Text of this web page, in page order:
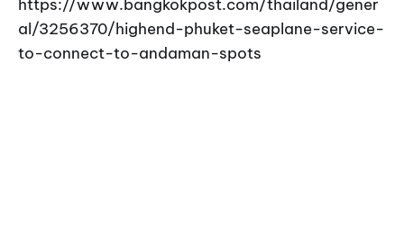
https://www.bangkokpost.com/thailand/gener
al/3256370/highend-phuket-seaplane-service-
to-connect-to-andaman-spots